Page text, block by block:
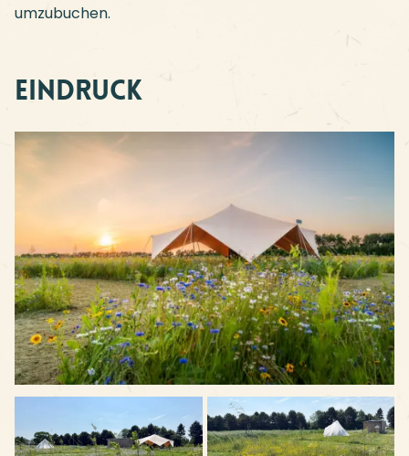
umzubuchen.
Eindruck